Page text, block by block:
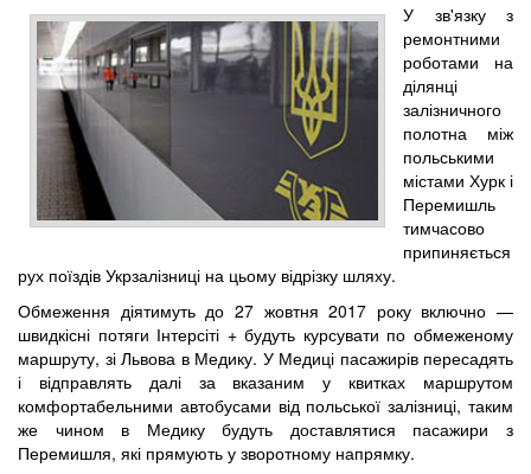
У зв'язку з
ремонтними
роботами на
ділянці
залізничного
полотна між
польськими
містами Хурк і
Перемишль
тимчасово
припиняється
рух поїздів Укрзалізниці на цьому відрізку шляху.
Обмеження діятимуть до 27 жовтня 2017 року включно —
швидкісні потяги Інтерсіті + будуть курсувати по обмеженому
маршруту, зі Львова в Медику. У Медиці пасажирів пересадять
і відправлять далі за вказаним у квитках маршрутом
комфортабельними автобусами від польської залізниці, таким
же чином в Медику будуть доставлятися пасажири з
Перемишля, які прямують у зворотному напрямку.